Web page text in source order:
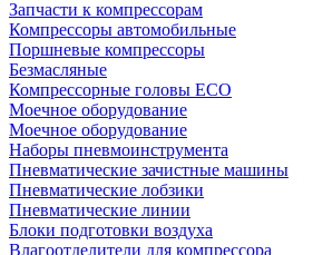
Запчасти к компрессорам
Компрессоры автомобильные
Поршневые компрессоры
Безмасляные
Компрессорные головы ECO
Моечное оборудование
Моечное оборудование
Наборы пневмоинструмента
Пневматические зачистные машины
Пневматические лобзики
Пневматические линии
Блоки подготовки воздуха
Влагоотделители для компрессора